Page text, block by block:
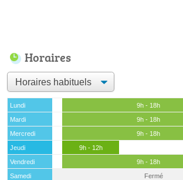
Horaires
Lundi
9h - 18h
Mardi
9h - 18h
Mercredi
9h - 18h
Jeudi
9h - 12h
Vendredi
9h - 18h
Samedi
Fermé